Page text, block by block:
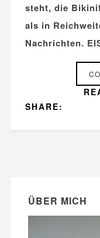
steht, die
als in
Nachrichten.
SHARE:
ÜBER MICH